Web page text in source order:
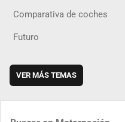
Comparativa de coches
Futuro
VER MÁS TEMAS